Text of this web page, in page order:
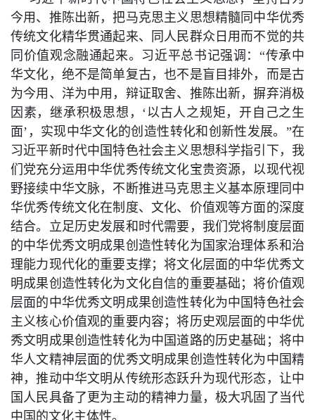
今用、推陈出新，把马克思主义思想精髓同中华优秀
传统文化精华贯通起来、同人民群众日用而不觉的共
同价值观念融通起来。习近平总书记强调：“传承中
华文化，绝不是简单复古，也不是盲目排外，而是古
为今用、洋为中用，辩证取舍、推陈出新，摒弃消极
因素，继承积极思想，‘以古人之规矩，开自己之生
面’，实现中华文化的创造性转化和创新性发展。”在
习近平新时代中国特色社会主义思想科学指引下，我
们党充分运用中华优秀传统文化宝贵资源，以现代视
野接续中华文脉，不断推进马克思主义基本原理同中
华优秀传统文化在制度、文化、价值观等方面的深度
结合。立足历史发展和时代需要，我们党将制度层面
的中华优秀文明成果创造性转化为国家治理体系和治
理能力现代化的重要支撑；将文化层面的中华优秀文
明成果创造性转化为文化自信的重要基础；将价值观
层面的中华优秀文明成果创造性转化为中国特色社会
主义核心价值观的重要内容；将历史观层面的中华优
秀文明成果创造性转化为中国道路的历史基础；将中
华人文精神层面的优秀文明成果创造性转化为中国精
神，推动中华文明从传统形态跃升为现代形态，让中
国人民具备了更为主动的精神力量，极大巩固了当代
中国的文化主体性。